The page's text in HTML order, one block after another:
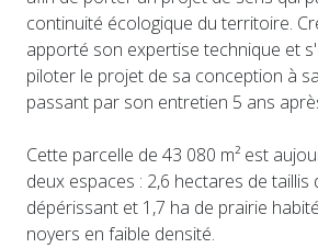
continuité écologique du territoire.
apporté son expertise technique et
piloter le projet de sa conception à
passant par son entretien 5 ans
Cette parcelle de 43 080 m² est
deux espaces : 2,6 hectares de taillis
dépérissant et 1,7 ha de prairie
noyers en faible densité.